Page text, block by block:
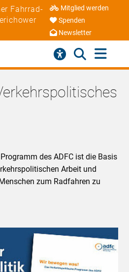
Fahrrad-
Mitglied werden
Spenden
Newsletter
des ADFC ist die Basis
Arbeit und
zum Radfahren zu